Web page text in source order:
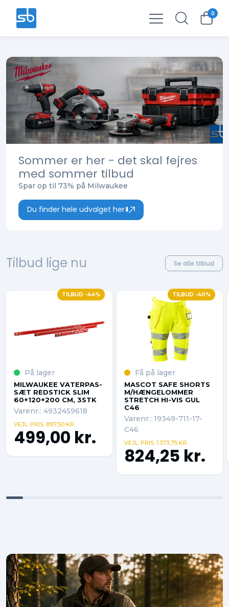
0
Ekskl. moms 0,00 kr.
Sommer er her - det skal fejres
med sommer tilbud
Spar op til 73% på Milwaukee
Du finder hele udvalget her⬇️
Tilbud lige nu Se alle tilbud
TILBUD -44%
På lager
MILWAUKEE VATERPAS-
SÆT REDSTICK SLIM
60+120+200 CM, 3STK
Varenr.: 4932459618
VEJL. PRIS. 897,50 KR.
499,00 kr.
TILBUD -40%
Få på lager
MASCOT SAFE SHORTS
M/HÆNGELOMMER
STRETCH HI-VIS GUL
C46
Varenr.: 19349-711-17-
C46
VEJL. PRIS. 1.373,75 KR.
824,25 kr.